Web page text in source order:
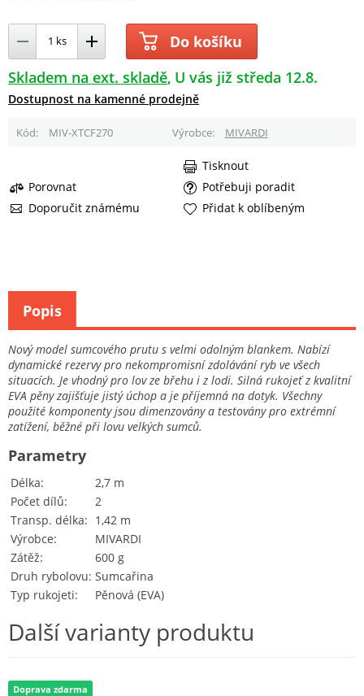
Do košíku
Skladem na ext. skladě U vás již středa 12.8.
Dostupnost na kamenné prodejně
Kód MIV-XTCF270 Výrobce MIVARDI
Porovnat
Potřebuji poradit
Doporučit známému
Tisknout
Přidat k oblíbeným
Nový model sumcového prutu s velmi odolným blankem. Nabízí
dynamické rezervy pro nekompromisní zdolávání ryb ve všech
situacích. Je vhodný pro lov ze břehu i z lodi. Silná rukojeť z kvalitní
EVA pěny zajišťuje jistý úchop a je příjemná na dotyk. Všechny
použité komponenty jsou dimenzovány a testovány pro extrémní
zatížení, běžné při lovu velkých sumců.
Délka
2,7 m
Počet dílů
2
Transp. délka
1,42 m
Výrobce
MIVARDI
Zátěž
600 g
Druh rybolovu Sumcařina
Typ rukojeti
Pěnová (EVA)
Parametry
Popis
Další varianty produktu
Doprava zdarma